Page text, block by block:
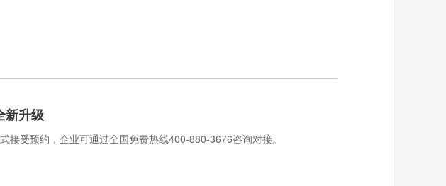
新升级
接受预约，企业可通过全国免费热线400-880-3676咨询对接。